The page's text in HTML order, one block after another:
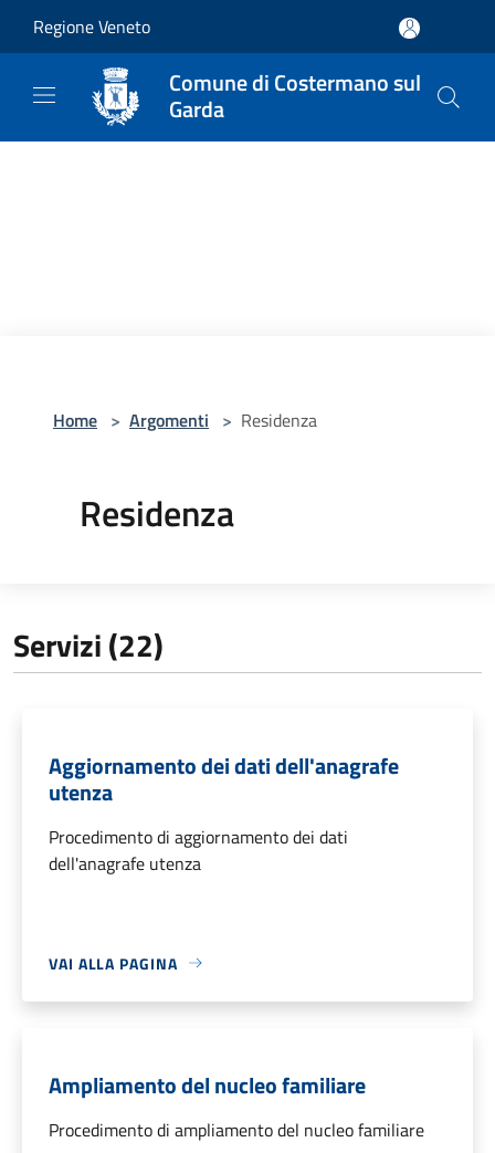
Regione Veneto
Comune di Costermano sul
Garda
Home > Argomenti > Residenza
Residenza
Servizi (22)
Aggiornamento dei dati dell'anagrafe
utenza
Procedimento di aggiornamento dei dati
dell'anagrafe utenza
VAI ALLA PAGINA
Ampliamento del nucleo familiare
Procedimento di ampliamento del nucleo familiare